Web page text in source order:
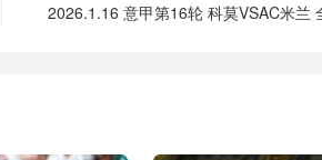
2026.1.16 意甲第16轮 科莫VSAC米兰